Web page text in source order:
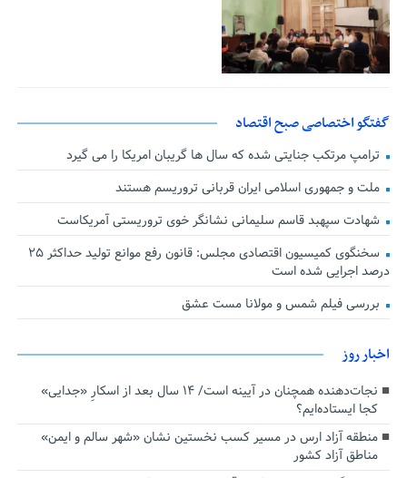
گفتگو اختصاصی صبح اقتصاد
ترامپ مرتکب جنایتی شده که سال ها گریبان امریکا را می گیرد
ملت و جمهوری اسلامی ایران قربانی تروریسم هستند
شهادت سپهبد قاسم سلیمانی نشانگر خوی تروریستی آمریکاست
سخنگوی کمیسیون اقتصادی مجلس: قانون رفع موانع تولید حداکثر ۲۵
درصد اجرایی شده است
بررسی فیلم شمس و مولانا مست عشق
اخبار روز
نجات‌دهنده‌ همچنان در آیینه است/ ۱۴ سال بعد از اسکارِ «جدایی»
کجا ایستاده‌ایم؟
منطقه آزاد ارس در مسیر کسب نخستین نشان «شهر سالم و ایمن»
مناطق آزاد کشور